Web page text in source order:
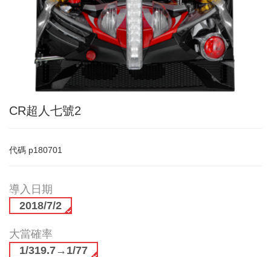
CR超人七號2
代碼 p180701
導入日期
2018/7/2
大當確率
1/319.7→1/77